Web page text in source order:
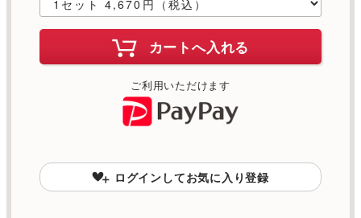
カートへ入れる
ご利用いただけます
ログインしてお気に入り登録